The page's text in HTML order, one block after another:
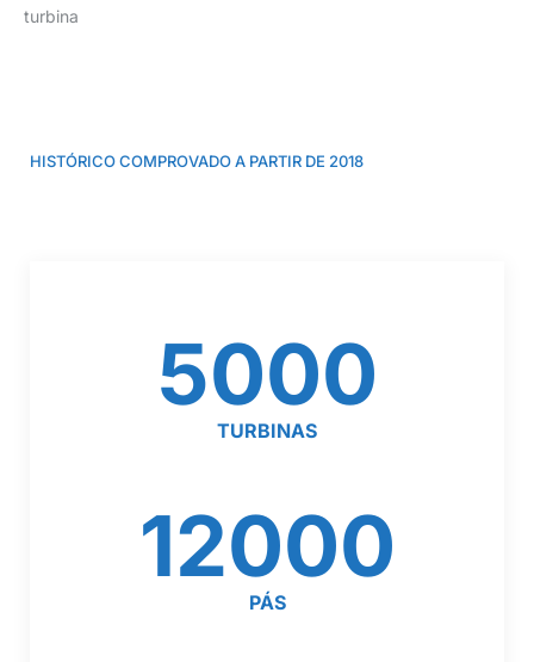
turbina
HISTÓRICO COMPROVADO A PARTIR DE 2018
5000
TURBINAS
12000
PÁS